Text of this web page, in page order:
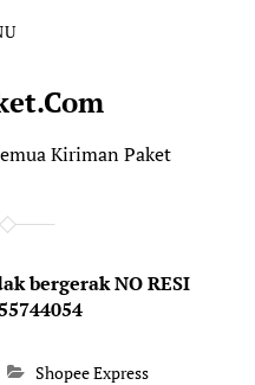
Kiriman Paket
bergerak NO RESI
Shopee Express